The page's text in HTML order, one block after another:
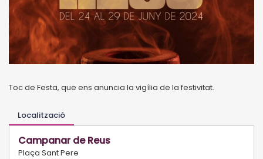
Toc de Festa, que ens anuncia la vigília de la festivitat.
Localització
Campanar de Reus
Plaça Sant Pere